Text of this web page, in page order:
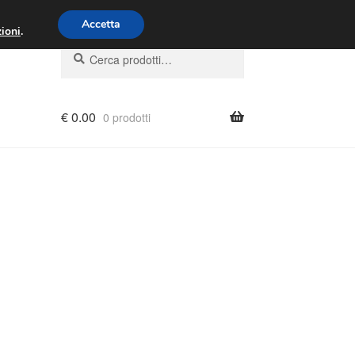
- 16:00 800 580 290
Cerca:
Cerca
€0.00 0 prodotti
. Accetta